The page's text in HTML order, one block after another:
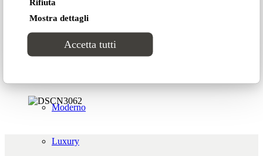
Rifiuta
Mostra dettagli
Accetta tutti
Lab2
CATALOGHI
Moderno
Luxury
9-12/6 h.11-20